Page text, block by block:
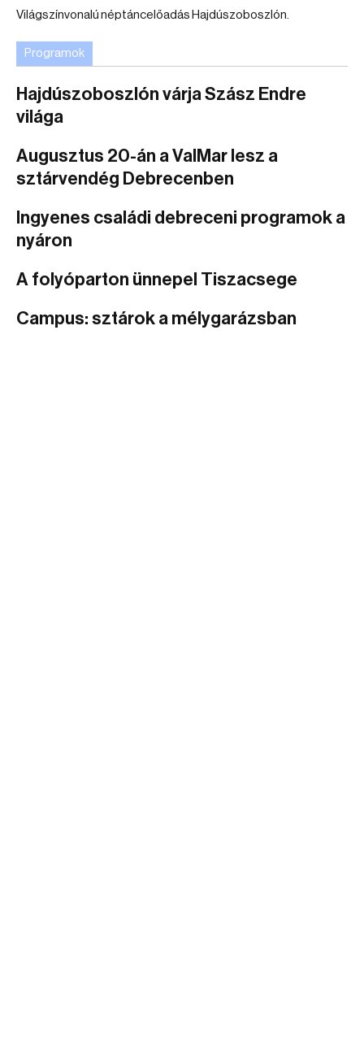
Világszínvonalú néptáncelőadás Hajdúszoboszlón.
Programok
Hajdúszoboszlón várja Szász Endre
világa
Augusztus 20-án a ValMar lesz a
sztárvendég Debrecenben
Ingyenes családi debreceni programok a
nyáron
A folyóparton ünnepel Tiszacsege
Campus: sztárok a mélygarázsban